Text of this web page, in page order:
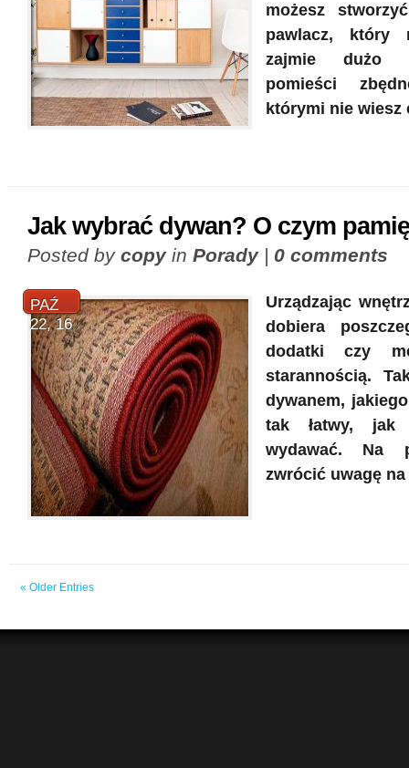
możesz
pawlacz,
zajmie dużo
pomieści
którymi nie wiesz
Jak wybrać dywan? O czym
Posted by copyin Porady| 0 comments
PAŹ
22, 16
Urządzając
dobiera
dodatki czy
starannością.
dywanem,
tak łatwy, jak
wydawać. Na
zwrócić uwagę
« Older Entries